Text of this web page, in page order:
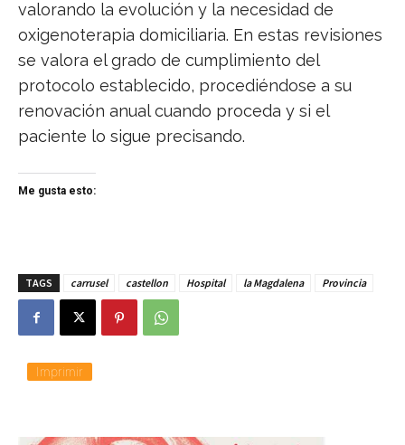
valorando la evolución y la necesidad de
oxigenoterapia domiciliaria. En estas revisiones
se valora el grado de cumplimiento del
protocolo establecido, procediéndose a su
renovación anual cuando proceda y si el
paciente lo sigue precisando.
Me gusta esto:
TAGS carrusel castellon Hospital la Magdalena Provincia
Imprimir